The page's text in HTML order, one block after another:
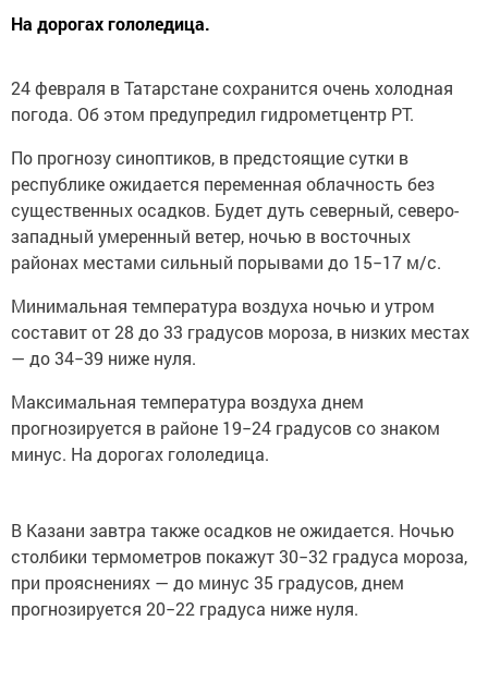
На дорогах гололедица.
24 февраля в Татарстане сохранится очень холодная
погода. Об этом предупредил гидрометцентр РТ.
По прогнозу синоптиков, в предстоящие сутки в
республике ожидается переменная облачность без
существенных осадков. Будет дуть северный, северо-
западный умеренный ветер, ночью в восточных
районах местами сильный порывами до 15−17 м/с.
Минимальная температура воздуха ночью и утром
составит от 28 до 33 градусов мороза, в низких местах
— до 34−39 ниже нуля.
Максимальная температура воздуха днем
прогнозируется в районе 19−24 градусов со знаком
минус. На дорогах гололедица.
В Казани завтра также осадков не ожидается. Ночью
столбики термометров покажут 30−32 градуса мороза,
при прояснениях — до минус 35 градусов, днем
прогнозируется 20−22 градуса ниже нуля.